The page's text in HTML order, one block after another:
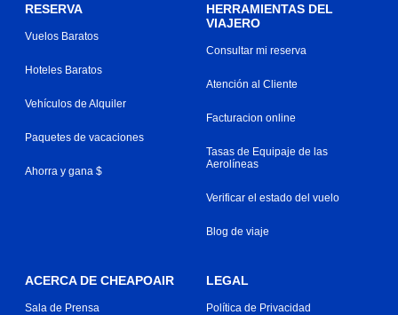
RESERVA
Vuelos Baratos
Hoteles Baratos
Vehículos de Alquiler
Paquetes de vacaciones
Ahorra y gana $
HERRAMIENTAS DEL
VIAJERO
Consultar mi reserva
Atención al Cliente
Facturacion online
Tasas de Equipaje de las
Aerolíneas
Verificar el estado del vuelo
Blog de viaje
ACERCA DE CHEAPOAIR
Sala de Prensa
LEGAL
Política de Privacidad